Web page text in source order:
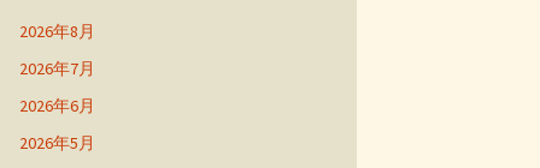
2026年8月
2026年7月
2026年6月
2026年5月